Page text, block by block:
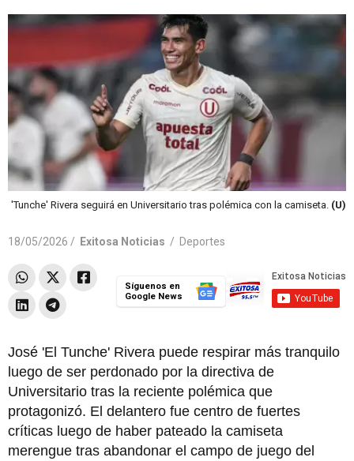
'Tunche' Rivera seguirá en Universitario tras polémica con la camiseta. (U)
18/05/2026 / Exitosa Noticias / Deportes
Síguenos en
Google News
José 'El Tunche' Rivera puede respirar más tranquilo
luego de ser perdonado por la directiva de
Universitario tras la reciente polémica que
protagonizó. El delantero fue centro de fuertes
críticas luego de haber pateado la camiseta
merengue tras abandonar el campo de juego del